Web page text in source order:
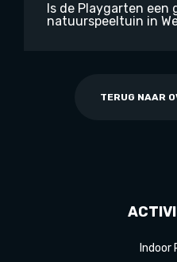
Is de Playgarten een
natuurspeeltuin in
TERUG NAAR
Indoor